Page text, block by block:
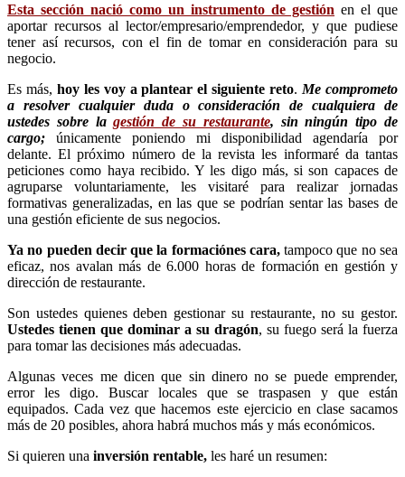
Esta sección nació como un instrumento de gestión en el que
aportar recursos al lector/empresario/emprendedor, y que pudiese
tener así recursos, con el fin de tomar en consideración para su
negocio.
Es más, hoy les voy a plantear el siguiente reto. Me comprometo
a resolver cualquier duda o consideración de cualquiera de
ustedes sobre lagestión de su restaurante, sin ningún tipo de
cargo;
únicamente poniendo mi disponibilidad agendaría por
delante. El próximo número de la revista les informaré da tantas
peticiones como haya recibido. Y les digo más, si son capaces de
agruparse voluntariamente, les visitaré para realizar jornadas
formativas generalizadas, en las que se podrían sentar las bases de
una gestión eficiente de sus negocios.
Ya no pueden decir que la formaciónes cara,tampoco que no sea
eficaz, nos avalan más de 6.000 horas de formación en gestión y
dirección de restaurante.
Son ustedes quienes deben gestionar su restaurante, no su gestor.
Ustedes tienen que dominar a su dragón, su fuego será la fuerza
para tomar las decisiones más adecuadas.
Algunas veces me dicen que sin dinero no se puede emprender,
error les digo. Buscar locales que se traspasen y que están
equipados. Cada vez que hacemos este ejercicio en clase sacamos
más de 20 posibles, ahora habrá muchos más y más económicos.
Si quieren una inversión rentable, les haré un resumen: